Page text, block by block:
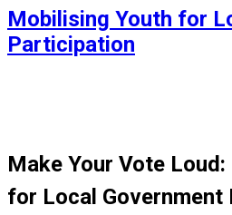
Mobilising Youth for
Participation
Make Your Vote
for Local Government